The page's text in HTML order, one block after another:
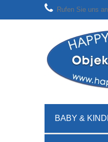
Rufen Sie uns
BABY &